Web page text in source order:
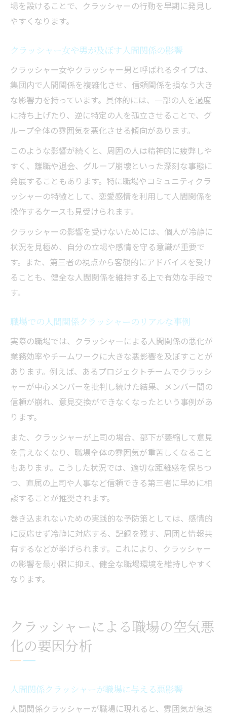
場を設けることで、クラッシャーの行動を早期に発見し
やすくなります。
クラッシャー女や男が及ぼす人間関係の影響
クラッシャー女やクラッシャー男と呼ばれるタイプは、
集団内で人間関係を複雑化させ、信頼関係を損なう大き
な影響力を持っています。具体的には、一部の人を過度
に持ち上げたり、逆に特定の人を孤立させることで、グ
ループ全体の雰囲気を悪化させる傾向があります。
このような影響が続くと、周囲の人は精神的に疲弊しや
すく、離職や退会、グループ崩壊といった深刻な事態に
発展することもあります。特に職場やコミュニティクラ
ッシャーの特徴として、恋愛感情を利用して人間関係を
操作するケースも見受けられます。
クラッシャーの影響を受けないためには、個人が冷静に
状況を見極め、自分の立場や感情を守る意識が重要で
す。また、第三者の視点から客観的にアドバイスを受け
ることも、健全な人間関係を維持する上で有効な手段で
す。
職場での人間関係クラッシャーのリアルな事例
実際の職場では、クラッシャーによる人間関係の悪化が
業務効率やチームワークに大きな悪影響を及ぼすことが
あります。例えば、あるプロジェクトチームでクラッシ
ャーが中心メンバーを批判し続けた結果、メンバー間の
信頼が崩れ、意見交換ができなくなったという事例があ
ります。
また、クラッシャーが上司の場合、部下が萎縮して意見
を言えなくなり、職場全体の雰囲気が重苦しくなること
もあります。こうした状況では、適切な距離感を保ちつ
つ、直属の上司や人事など信頼できる第三者に早めに相
談することが推奨されます。
巻き込まれないための実践的な予防策としては、感情的
に反応せず冷静に対応する、記録を残す、周囲と情報共
有するなどが挙げられます。これにより、クラッシャー
の影響を最小限に抑え、健全な職場環境を維持しやすく
なります。
クラッシャーによる職場の空気悪
化の要因分析
人間関係クラッシャーが職場に与える悪影響
人間関係クラッシャーが職場に現れると、雰囲気が急速